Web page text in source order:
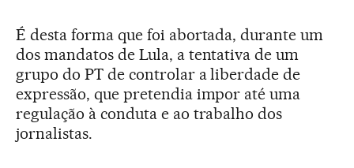
É desta forma que foi abortada, durante um
dos mandatos de Lula, a tentativa de um
grupo do PT de controlar a liberdade de
expressão, que pretendia impor até uma
regulação à conduta e ao trabalho dos
jornalistas.